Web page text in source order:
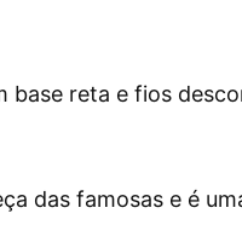
reta e fios
das famosas e é